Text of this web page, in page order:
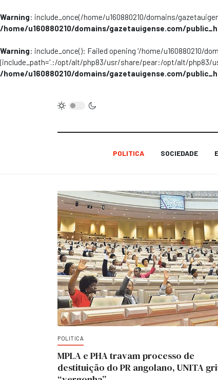
Warning: include_once(/home/u160880210/domains/
/home/u160880210/domains/gazetauigense.com/
Warning: include_once(): Failed opening '/home/u160880210/
(include_path='.:/opt/alt/php83/usr/share/pear:/opt/alt/php83/
/home/u160880210/domains/gazetauigense.com/
POLITICA SOCIEDADE
POLITICA
MPLA e PHA travam processo de
destituição do PR angolano, UNITA